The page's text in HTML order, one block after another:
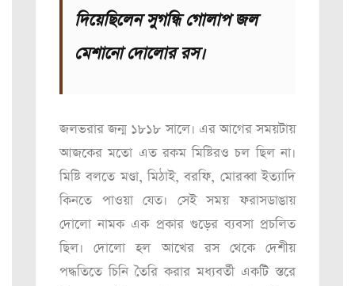
দিয়েছিলেন সুগন্ধি গোলাপ জল
মেশানো দোলোর রস।
জলভরার জন্ম ১৮১৮ সালে। এর আগের সময়টায়
আজকের মতো এত রকম মিষ্টিরও চল ছিল না।
মিষ্টি বলতে মণ্ডা, মিঠাই, বরফি, মোরব্বা ইত্যাদি
কিনতে পাওয়া যেত। সেই সময় ফরাসডাঙায়
দোলো নামক এক প্রকার গুড়ের ব্যবসা প্রচলিত
ছিল। দোলো হল আখের রস থেকে দেশীয়
পদ্ধতিতে চিনি তৈরি করার মধ্যবর্তী একটি স্তরে